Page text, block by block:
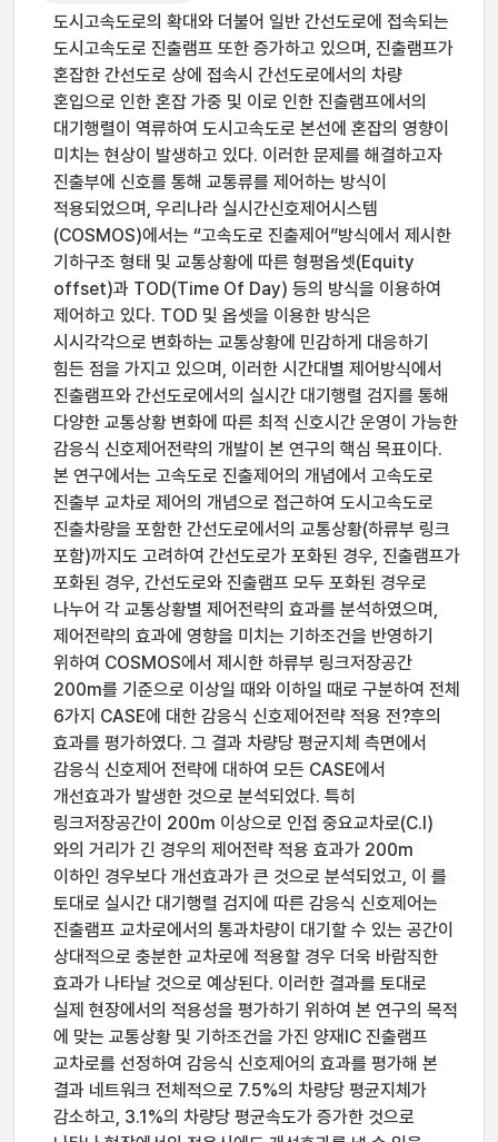
도시고속도로의 확대와 더불어 일반 간선도로에 접속되는
도시고속도로 진출램프 또한 증가하고 있으며, 진출램프가
혼잡한 간선도로 상에 접속시 간선도로에서의 차량
혼입으로 인한 혼잡 가중 및 이로 인한 진출램프에서의
대기행렬이 역류하여 도시고속도로 본선에 혼잡의 영향이
미치는 현상이 발생하고 있다. 이러한 문제를 해결하고자
진출부에 신호를 통해 교통류를 제어하는 방식이
적용되었으며, 우리나라 실시간신호제어시스템
(COSMOS)에서는 “고속도로 진출제어”방식에서 제시한
기하구조 형태 및 교통상황에 따른 형평옵셋(Equity
offset)과 TOD(Time Of Day) 등의 방식을 이용하여
제어하고 있다. TOD 및 옵셋을 이용한 방식은
시시각각으로 변화하는 교통상황에 민감하게 대응하기
힘든 점을 가지고 있으며, 이러한 시간대별 제어방식에서
진출램프와 간선도로에서의 실시간 대기행렬 검지를 통해
다양한 교통상황 변화에 따른 최적 신호시간 운영이 가능한
감응식 신호제어전략의 개발이 본 연구의 핵심 목표이다.
본 연구에서는 고속도로 진출제어의 개념에서 고속도로
진출부 교차로 제어의 개념으로 접근하여 도시고속도로
진출차량을 포함한 간선도로에서의 교통상황(하류부 링크
포함)까지도 고려하여 간선도로가 포화된 경우, 진출램프가
포화된 경우, 간선도로와 진출램프 모두 포화된 경우로
나누어 각 교통상황별 제어전략의 효과를 분석하였으며,
제어전략의 효과에 영향을 미치는 기하조건을 반영하기
위하여 COSMOS에서 제시한 하류부 링크저장공간
200m를 기준으로 이상일 때와 이하일 때로 구분하여 전체
6가지 CASE에 대한 감응식 신호제어전략 적용 전?후의
효과를 평가하였다. 그 결과 차량당 평균지체 측면에서
감응식 신호제어 전략에 대하여 모든 CASE에서
개선효과가 발생한 것으로 분석되었다. 특히
링크저장공간이 200m 이상으로 인접 중요교차로(C.I)
와의 거리가 긴 경우의 제어전략 적용 효과가 200m
이하인 경우보다 개선효과가 큰 것으로 분석되었고, 이 를
토대로 실시간 대기행렬 검지에 따른 감응식 신호제어는
진출램프 교차로에서의 통과차량이 대기할 수 있는 공간이
상대적으로 충분한 교차로에 적용할 경우 더욱 바람직한
효과가 나타날 것으로 예상된다. 이러한 결과를 토대로
실제 현장에서의 적용성을 평가하기 위하여 본 연구의 목적
에 맞는 교통상황 및 기하조건을 가진 양재IC 진출램프
교차로를 선정하여 감응식 신호제어의 효과를 평가해 본
결과 네트워크 전체적으로 7.5%의 차량당 평균지체가
감소하고, 3.1%의 차량당 평균속도가 증가한 것으로